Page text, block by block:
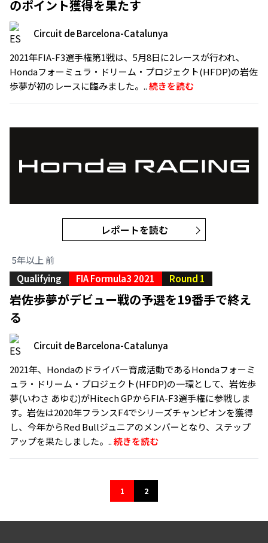
のポイント獲得を果たす
Circuit de Barcelona-Catalunya
2021年FIA-F3選手権第1戦は、5月8日に2レースが行われ、
Hondaフォーミュラ・ドリーム・プロジェクト(HFDP)の岩佐
歩夢が初のレースに臨みました。..続きを読む
レポートを読む
5年以上 前
Qualifying
FIA Formula3 2021 Round 1
岩佐歩夢がデビュー戦の予選を19番手で終え
る
Circuit de Barcelona-Catalunya
2021年、Hondaのドライバー育成活動であるHondaフォーミ
ュラ・ドリーム・プロジェクト(HFDP)の一環として、岩佐歩
夢(いわさ あゆむ)がHitech GPからFIA-F3選手権に参戦しま
す。岩佐は2020年フランスF4でシリーズチャンピオンを獲得
し、今年からRed Bullジュニアのメンバーとなり、ステップ
アップを果たしました。..続きを読む
1 2